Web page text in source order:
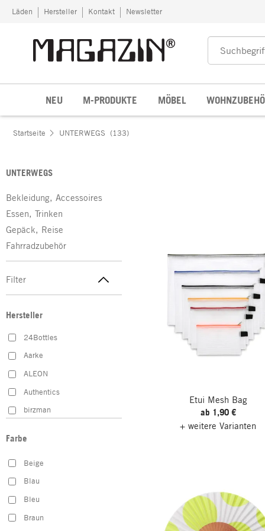
Zum Inhalt springen
Läden Hersteller Kontakt Newsletter
NEU M-PRODUKTE MÖBEL
Startseite UNTERWEGS (133)
UNTERWEGS
Bekleidung, Accessoires
Essen, Trinken
Gepäck, Reise
Fahrradzubehör
Filter
Hersteller
24Bottles
Aarke
ALEON
Authentics
birzman
FAHRER
FREITAG
Glein
Hack Lederware
Farbe
Beige
Blau
Bleu
Braun
Etui Mesh Bag
ab 1,90 €
+ weitere Varianten